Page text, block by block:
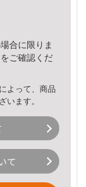
合に限りま
をご確認くだ
よって、商品
います。
て